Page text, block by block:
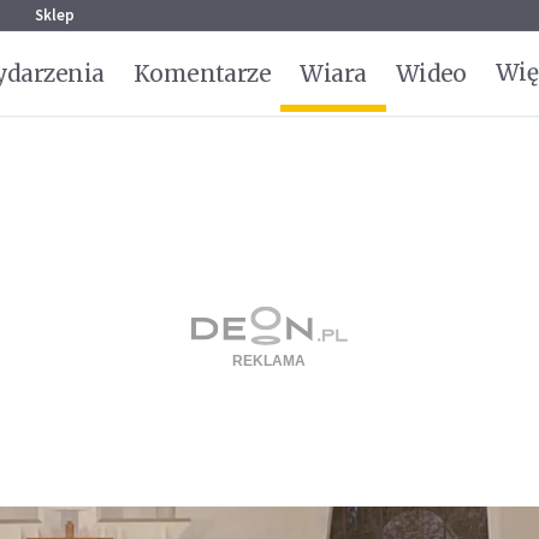
Sklep
Komentarze Wiara Wideo